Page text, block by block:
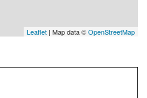
Leaflet | Map data ©OpenStreetMap